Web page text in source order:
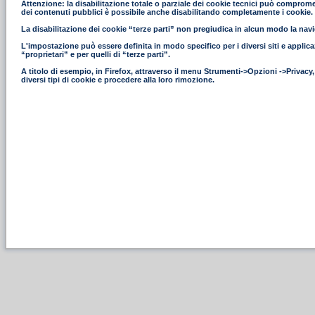
Attenzione: la disabilitazione totale o parziale dei cookie tecnici può
dei contenuti pubblici è possibile anche disabilitando completamente i cookie.
La disabilitazione dei cookie “terze parti” non pregiudica in alcun modo la
L'impostazione può essere definita in modo specifico per i diversi siti e
“proprietari” e per quelli di “terze parti”.
A titolo di esempio, in Firefox, attraverso il menu Strumenti->Opzioni -
diversi tipi di cookie e procedere alla loro rimozione.